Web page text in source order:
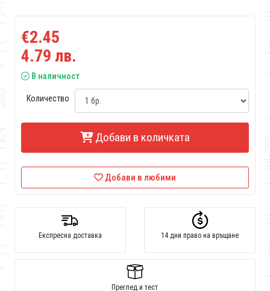
€2.45
4.79 лв.
В наличност
Количество
Добави в количката
Добави в любими
Експресна доставка 14 дни право на връщане
Преглед и тест